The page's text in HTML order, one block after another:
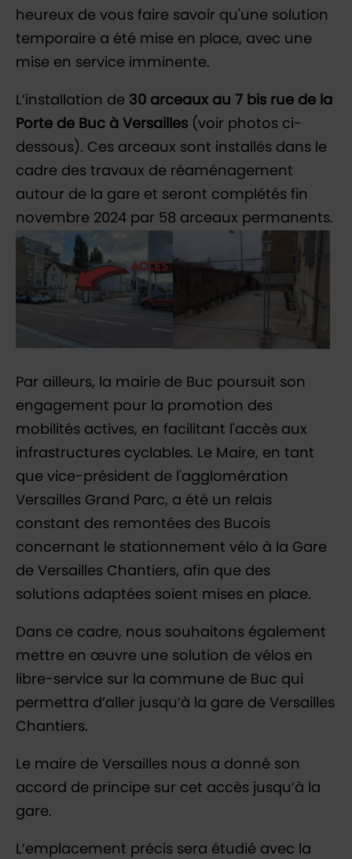
heureux de vous faire savoir qu'une solution
temporaire a été mise en place, avec une
mise en service imminente.
L’installation de 30 arceaux au 7 bis rue de la
Porte de Buc à Versailles (voir photos ci-
dessous). Ces arceaux sont installés dans le
cadre des travaux de réaménagement
autour de la gare et seront complétés fin
novembre 2024 par 58 arceaux permanents.
Par ailleurs, la mairie de Buc poursuit son
engagement pour la promotion des
mobilités actives, en facilitant l'accès aux
infrastructures cyclables. Le Maire, en tant
que vice-président de l'agglomération
Versailles Grand Parc, a été un relais
constant des remontées des Bucois
concernant le stationnement vélo à la Gare
de Versailles Chantiers, afin que des
solutions adaptées soient mises en place.
Dans ce cadre, nous souhaitons également
mettre en œuvre une solution de vélos en
libre-service sur la commune de Buc qui
permettra d’aller jusqu’à la gare de Versailles
Chantiers.
Le maire de Versailles nous a donné son
accord de principe sur cet accès jusqu’à la
gare.
L’emplacement précis sera étudié avec la